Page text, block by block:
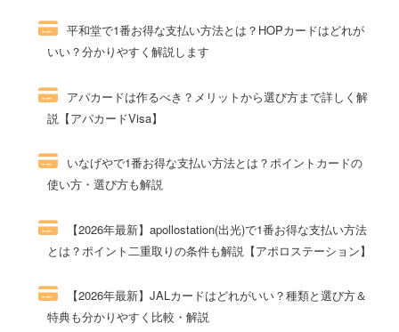
平和堂で1番お得な支払い方法とは？HOPカードはどれが
いい？分かりやすく解説します
アパカードは作るべき？メリットから選び方まで詳しく解
説【アパカードVisa】
いなげやで1番お得な支払い方法とは？ポイントカードの
使い方・選び方も解説
【2026年最新】apollostation(出光)で1番お得な支払い方法
とは？ポイント二重取りの条件も解説【アポロステーション】
【2026年最新】JALカードはどれがいい？種類と選び方＆
特典も分かりやすく比較・解説